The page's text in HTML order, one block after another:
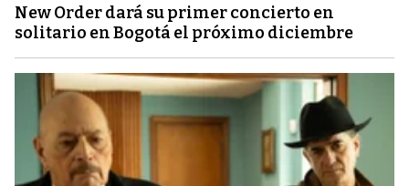
New Order dará su primer concierto en
solitario en Bogotá el próximo diciembre